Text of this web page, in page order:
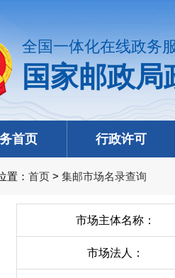
全国一体化在线政务
国家邮政局
首页 行政许可
置： 首页 > 集邮市场名录查询
市场主体名称：
市场法人：